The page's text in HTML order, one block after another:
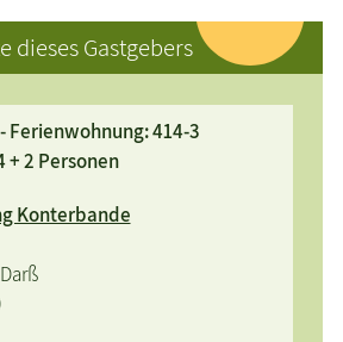
dieses Gastgebers
Ferienwohnung: 414-3
+ 2 Personen
Konterbande